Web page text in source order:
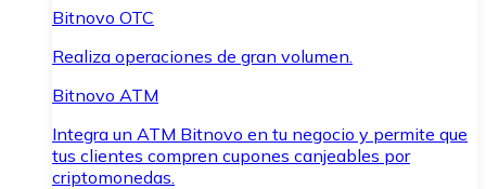
Bitnovo OTC
Realiza operaciones de gran volumen.
Bitnovo ATM
Integra un ATM Bitnovo en tu negocio y permite que
tus clientes compren cupones canjeables por
criptomonedas.